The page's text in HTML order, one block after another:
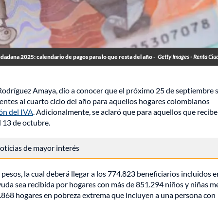
2025: calendario de pagos para lo que resta del año - Getty Images - Renta
Amaya, dio a conocer que el próximo 25 de septiembre
al cuarto ciclo del año para aquellos hogares colombianos
del IVA. Adicionalmente, se aclaró que para aquellos que
13 de octubre.
de mayor interés
la cual deberá llegar a los 774.823 beneficiarios incluidos
sea recibida por hogares con más de 851.294 niños y niñas
hogares en pobreza extrema que incluyen a una persona con